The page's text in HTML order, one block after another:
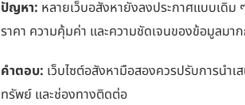
ปัญหา: หลายเว็บอสังหายังลงประกาศแบบเดิ
ราคา ความคุ้มค่า และความชัดเจนของข้อมูลมา
คำตอบ: เว็บไซต์อสังหามือสองควรปรับการนำเ
ทรัพย์ และช่องทางติดต่อ